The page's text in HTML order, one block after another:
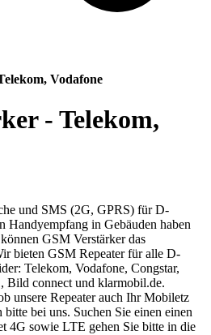
Vodafone
- Telekom,
und SMS (2G, GPRS) für D-
Handyempfang in Gebäuden haben
GSM Verstärker das
bieten GSM Repeater für alle D-
Telekom, Vodafone, Congstar,
Bild connect und klarmobil.de.
unsere Repeater auch Ihr Mobiletz
bei uns. Suchen Sie einen einen
4G sowie LTE gehen Sie bitte in die